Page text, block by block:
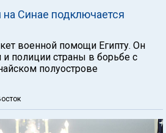
Синае подключается
военной помощи Египту. Он
полиции страны в борьбе с
полуострове